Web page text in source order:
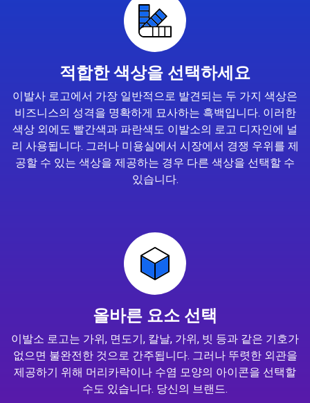
적합한 색상을 선택하세요
이발사 로고에서 가장 일반적으로 발견되는 두 가지 색상은
비즈니스의 성격을 명확하게 묘사하는 흑백입니다. 이러한
색상 외에도 빨간색과 파란색도 이발소의 로고 디자인에 널
리 사용됩니다. 그러나 미용실에서 시장에서 경쟁 우위를 제
공할 수 있는 색상을 제공하는 경우 다른 색상을 선택할 수
있습니다.
올바른 요소 선택
이발소 로고는 가위, 면도기, 칼날, 가위, 빗 등과 같은 기호가
없으면 불완전한 것으로 간주됩니다. 그러나 뚜렷한 외관을
제공하기 위해 머리카락이나 수염 모양의 아이콘을 선택할
수도 있습니다. 당신의 브랜드.